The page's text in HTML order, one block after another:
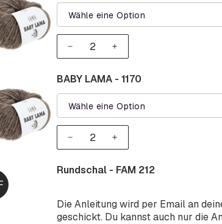
Wähle eine Option
Wähle eine Option
BABY LAMA - 1170
Die Anleitung wird per Email an
geschickt. Du kannst auch nur die
Rundschal - FAM 212